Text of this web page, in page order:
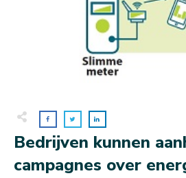
Bedrijven kunnen
campagnes over